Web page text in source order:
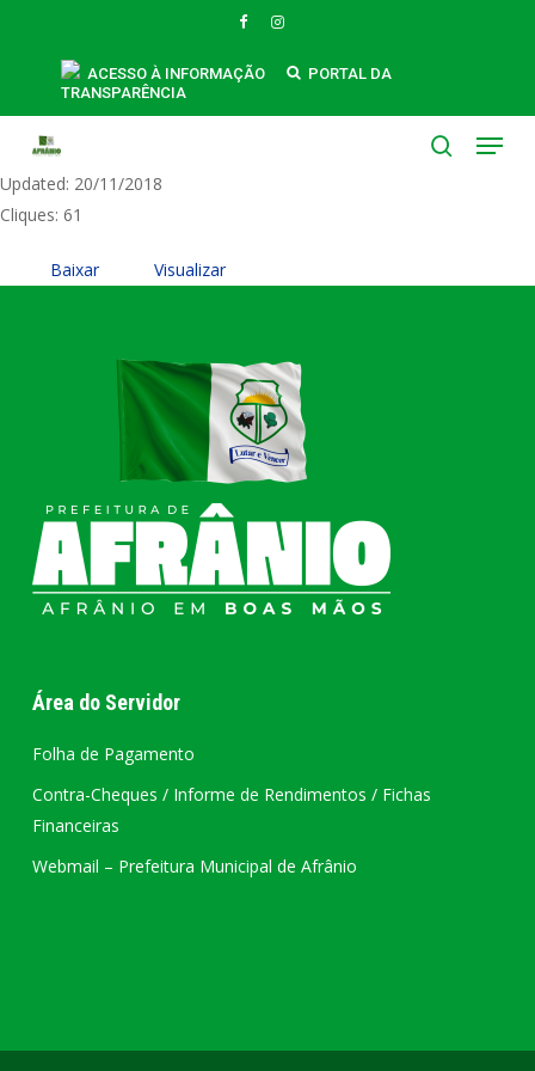
FACEBOOKINSTAGRAM
ACESSO À INFORMAÇÃO
PORTAL DA
TRANSPARÊNCIA
Menu
0065-Despacho
Tamanho do Arquivo: 43.20 KB
Created: 20/11/2018
Updated: 20/11/2018
Cliques: 61
Baixar Visualizar
Área do Servidor
Folha de Pagamento
Contra-Cheques / Informe de Rendimentos / Fichas
Financeiras
Webmail – Prefeitura Municipal de Afrânio